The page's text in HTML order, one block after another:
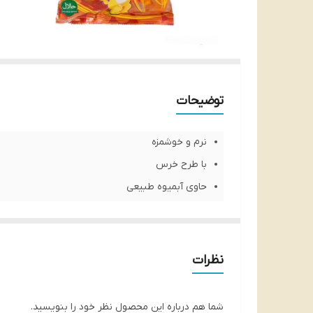
توضیحات
نرم و خوشمزه
با طرح خرس
حاوی آبمیوه طبیعی
نظرات
شما هم درباره این محصول نظر خود را بنویسید.